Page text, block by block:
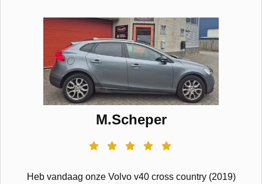
M.Scheper
Heb vandaag onze Volvo v40 cross country (2019)